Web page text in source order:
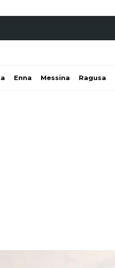
Enna Messina Ragusa